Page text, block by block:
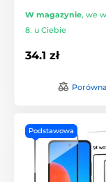
W magazynie, we
8. u Ciebie
34.1 zł
Podstawowa